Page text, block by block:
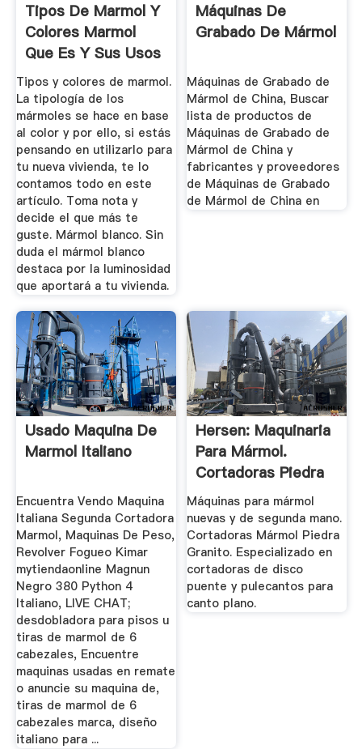
Tipos De Marmol Y
Colores Marmol
Que Es Y Sus Usos
...
Tipos y colores de marmol.
La tipología de los
mármoles se hace en base
al color y por ello, si estás
pensando en utilizarlo para
tu nueva vivienda, te lo
contamos todo en este
artículo. Toma nota y
decide el que más te
guste. Mármol blanco. Sin
duda el mármol blanco
destaca por la luminosidad
que aportará a tu vivienda.
Máquinas De
Grabado De Mármol
Máquinas de Grabado de
Mármol de China, Buscar
lista de productos de
Máquinas de Grabado de
Mármol de China y
fabricantes y proveedores
de Máquinas de Grabado
de Mármol de China en
Usado Maquina De
Marmol Italiano
Encuentra Vendo Maquina
Italiana Segunda Cortadora
Marmol, Maquinas De Peso,
Revolver Fogueo Kimar
mytiendaonline Magnun
Negro 380 Python 4
Italiano, LIVE CHAT;
desdobladora para pisos u
tiras de marmol de 6
cabezales, Encuentre
maquinas usadas en remate
o anuncie su maquina de,
tiras de marmol de 6
cabezales marca, diseño
italiano para ...
Hersen: Maquinaria
Para Mármol.
Cortadoras Piedra
Granito
Máquinas para mármol
nuevas y de segunda mano.
Cortadoras Mármol Piedra
Granito. Especializado en
cortadoras de disco
puente y pulecantos para
canto plano.